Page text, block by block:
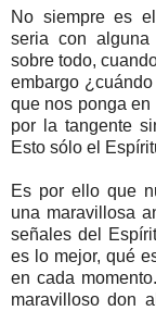
No siempre es
seria con alguna
sobre todo,
embargo
que nos ponga
por la tangente
Esto sólo el
Es por ello que
una maravillosa
señales del
es lo mejor, qué
en cada
maravilloso don